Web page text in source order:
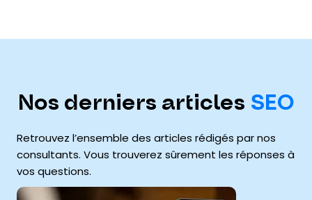
Nos derniers articles SEO
Retrouvez l’ensemble des articles rédigés par nos
consultants. Vous trouverez sûrement les réponses à
vos questions.